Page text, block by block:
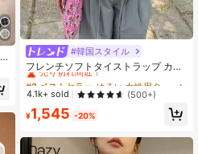
#韓国スタイル
フレンチソフトタイストラップ カジ
ュアル サマー ノースリーブ ホワイ
トトップ
#2 ベストセラー
売り切れ間近！
#2 ベストセラー
売り切れ間近！
#2 ベストセラー
売り切れ間近！
#2 ベストセラー
ゆるい 女性用タンクトップ&キャミス
売り切れ間近！
4.1k+ sold (500+)
¥1,545 -20%